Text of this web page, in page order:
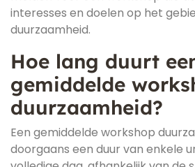
interesses en doelen op het
duurzaamheid.
Hoe lang duurt
gemiddelde
duurzaamheid?
Een gemiddelde workshop
doorgaans een duur van enkele